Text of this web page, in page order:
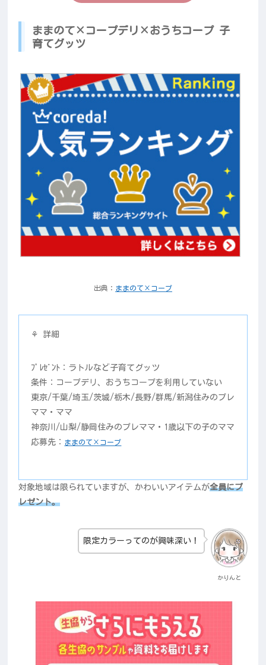
ままのて×コープデリ×おうちコープ 子
育てグッツ
出典： ままのて×コープ
⚘ 詳細
ﾌﾟﾚｾﾞﾝﾄ：ラトルなど子育てグッツ
条件：コープデリ、おうちコープを利用していない
東京/千葉/埼玉/茨城/栃木/長野/群馬/新潟住みのプレ
ママ・ママ
神奈川/山梨/静岡住みのプレママ・1歳以下の子のママ
応募先： ままのて×コープ
対象地域は限られていますが、かわいいアイテムが全員にプ
レゼント。
かりんと
限定カラーってのが興味深い！